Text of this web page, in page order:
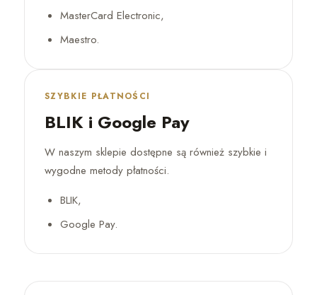
MasterCard Electronic,
Maestro.
SZYBKIE PŁATNOŚCI
BLIK i Google Pay
W naszym sklepie dostępne są również szybkie i
wygodne metody płatności.
BLIK,
Google Pay.